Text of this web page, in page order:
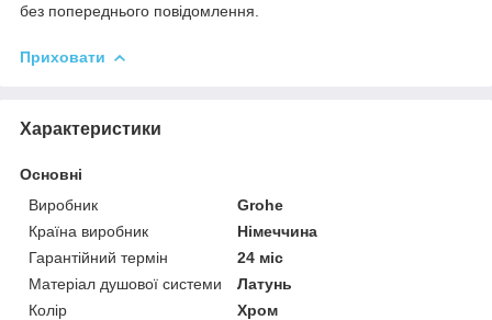
без попереднього повідомлення.
Приховати
Характеристики
Основні
Виробник
Grohe
Країна виробник
Німеччина
Гарантійний термін
24 міс
Матеріал душової системи
Латунь
Колір
Хром